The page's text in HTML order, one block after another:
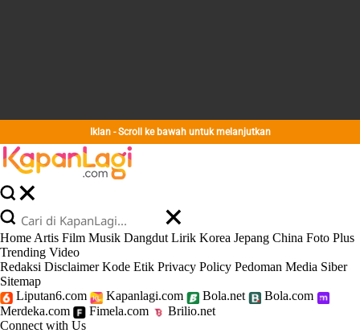
Iklan - Scroll ke bawah untuk melanjutkan
Home Artis Film Musik Dangdut Lirik Korea Jepang China Foto Plus
Trending Video
Redaksi Disclaimer Kode Etik Privacy Policy Pedoman Media Siber
Sitemap
Liputan6.com
Kapanlagi.com Bola.net
Bola.com
Merdeka.com
Fimela.com
Brilio.net
Connect with Us